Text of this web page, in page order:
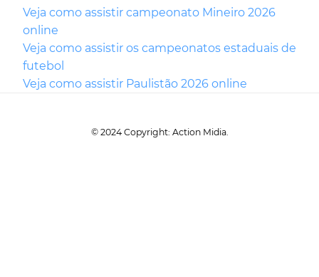
Veja como assistir campeonato Mineiro 2026
online
Veja como assistir os campeonatos estaduais de
futebol
Veja como assistir Paulistão 2026 online
© 2024 Copyright: Action Midia.